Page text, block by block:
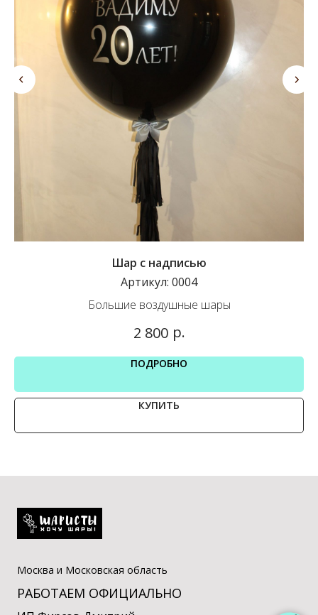
Шар с надписью
Артикул: 0004
Большие воздушные шары
2 800 р.
ПОДРОБНО
КУПИТЬ
Москва и Московская область
РАБОТАЕМ ОФИЦИАЛЬНО